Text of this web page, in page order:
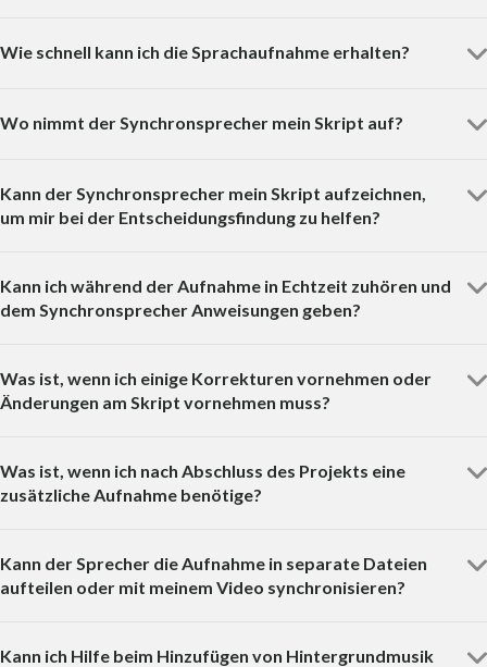
Wie schnell kann ich die Sprachaufnahme erhalten?
Wo nimmt der Synchronsprecher mein Skript auf?
Kann der Synchronsprecher mein Skript aufzeichnen,
um mir bei der Entscheidungsfindung zu helfen?
Kann ich während der Aufnahme in Echtzeit zuhören und
dem Synchronsprecher Anweisungen geben?
Was ist, wenn ich einige Korrekturen vornehmen oder
Änderungen am Skript vornehmen muss?
Was ist, wenn ich nach Abschluss des Projekts eine
zusätzliche Aufnahme benötige?
Kann der Sprecher die Aufnahme in separate Dateien
aufteilen oder mit meinem Video synchronisieren?
Kann ich Hilfe beim Hinzufügen von Hintergrundmusik